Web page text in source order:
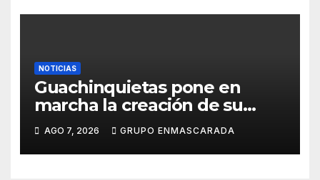
NOTICIAS
Guachinquietas pone en
marcha la creación de su
repertorio para el Carnaval
2027
AGO 7, 2026 GRUPO ENMASCARADA